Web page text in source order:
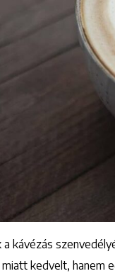
a kávézás
kedvelt, hanem